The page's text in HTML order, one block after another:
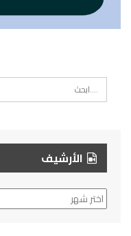
الأرشيف
الأرشيف